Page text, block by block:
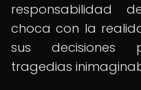
responsabilidad
choca con la
sus decisiones
tragedias